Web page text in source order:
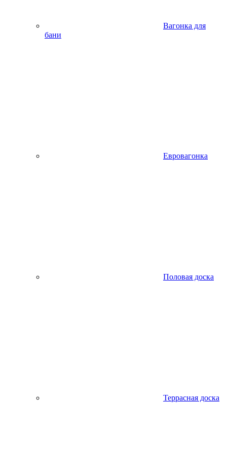
Вагонка для
бани
Евровагонка
Половая доска
Террасная доска